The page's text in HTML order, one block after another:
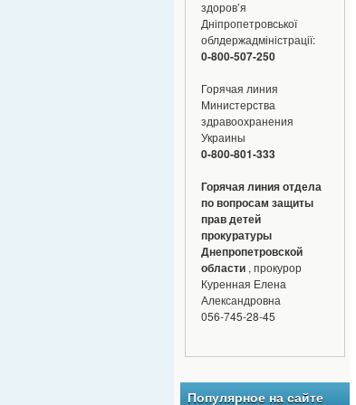
здоров’я
Дніпропетровської
облдержадміністрації:
0-800-507-250
Горячая линия
Министерства
здравоохранения
Украины
0-800-801-333
Горячая линия отдела
по вопросам защиты
прав детей
прокуратуры
Днепропетровской
области, прокурор
Куренная Елена
Александровна
056-745-28-45
Популярное на сайте